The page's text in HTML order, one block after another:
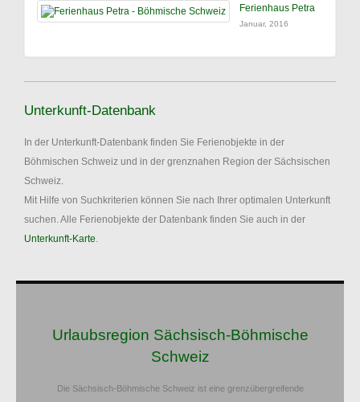
Ferienhaus Petra
Januar, 2016
Unterkunft-Datenbank
In der Unterkunft-Datenbank finden Sie Ferienobjekte in der
Böhmischen Schweiz und in der grenznahen Region der Sächsischen
Schweiz.
Mit Hilfe von Suchkriterien können Sie nach Ihrer optimalen Unterkunft
suchen. Alle Ferienobjekte der Datenbank finden Sie auch in der
Unterkunft-Karte.
Urlaubsregion Sächsisch-Böhmische
Schweiz
Die Sächsisch-Böhmische Schweiz ist eine grenzübergreifende